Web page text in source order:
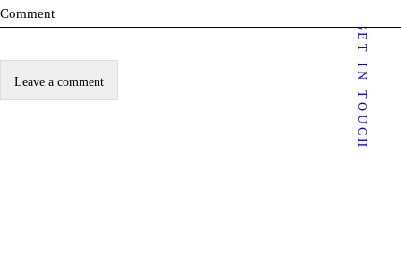
ment
Comment
GET IN TOUCH